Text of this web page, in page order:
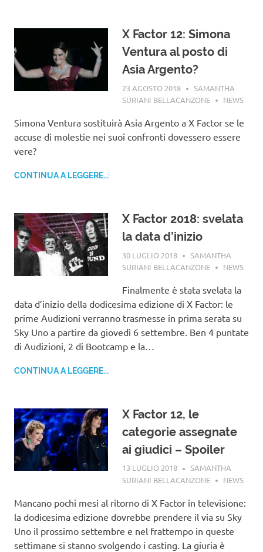
X Factor 12: Simona
Ventura al posto di
Asia Argento?
23 AGOSTO 2018
SAMANTHA
SURIANI BELLACANZONE
NEWS
Simona Ventura sostituirà Asia Argento a X Factor se le
accuse di molestie nei suoi confronti dovessero essere
vere?
CONTINUA A LEGGERE...
X Factor 2018: svelata
la data d’inizio
30 LUGLIO 2018
SAMANTHA
SURIANI BELLACANZONE
NEWS
Finalmente è stata svelata la
data d’inizio della dodicesima edizione di X Factor: le
prime Audizioni verranno trasmesse in prima serata su
Sky Uno a partire da giovedì 6 settembre. Ben 4 puntate
di Audizioni, 2 di Bootcamp e la…
CONTINUA A LEGGERE...
X Factor 12, le
categorie assegnate
ai giudici – Spoiler
13 LUGLIO 2018
SAMANTHA
SURIANI BELLACANZONE
NEWS
Mancano pochi mesi al ritorno di X Factor in televisione:
la dodicesima edizione dovrebbe prendere il via su Sky
Uno il prossimo settembre e nel frattempo in queste
settimane si stanno svolgendo i casting. La giuria è